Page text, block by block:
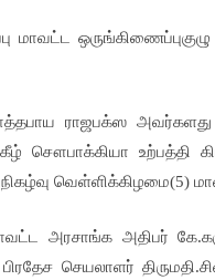
மாவட்ட ஒருங்கிணைப்புகுழு
ராஜபக்ஸ அவர்களது
கீழ் சௌபாக்கியா உற்பத்தி
நிகழ்வு வெள்ளிக்கிழமை(5)
அரசாங்க அதிபர் கே.
பிரதேச செயலாளர் திருமதி.